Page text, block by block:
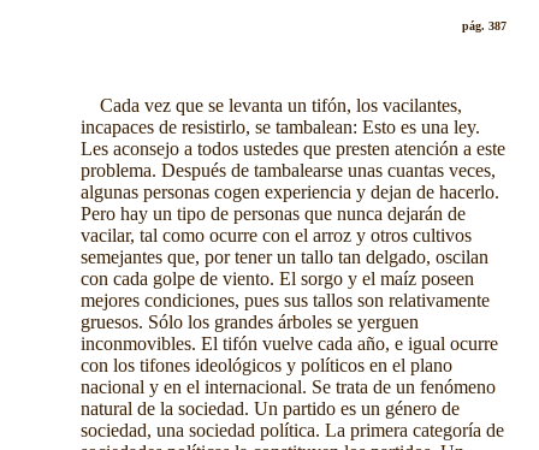
pág. 387
Cada vez que se levanta un tifón, los vacilantes,
incapaces de resistirlo, se tambalean: Esto es una ley.
Les aconsejo a todos ustedes que presten atención a este
problema. Después de tambalearse unas cuantas veces,
algunas personas cogen experiencia y dejan de hacerlo.
Pero hay un tipo de personas que nunca dejarán de
vacilar, tal como ocurre con el arroz y otros cultivos
semejantes que, por tener un tallo tan delgado, oscilan
con cada golpe de viento. El sorgo y el maíz poseen
mejores condiciones, pues sus tallos son relativamente
gruesos. Sólo los grandes árboles se yerguen
inconmovibles. El tifón vuelve cada año, e igual ocurre
con los tifones ideológicos y políticos en el plano
nacional y en el internacional. Se trata de un fenómeno
natural de la sociedad. Un partido es un género de
sociedad, una sociedad política. La primera categoría de